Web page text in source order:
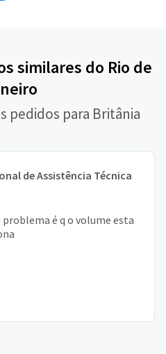
similares do Rio de
pedidos para Britânia
de Assistência Técnica
é q o volume esta